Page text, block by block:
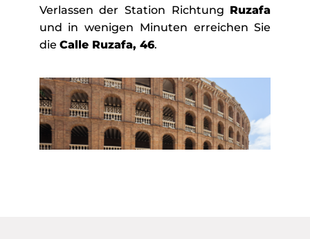
Verlassen der Station Richtung Ruzafa
und in wenigen Minuten erreichen Sie
die Calle Ruzafa, 46.